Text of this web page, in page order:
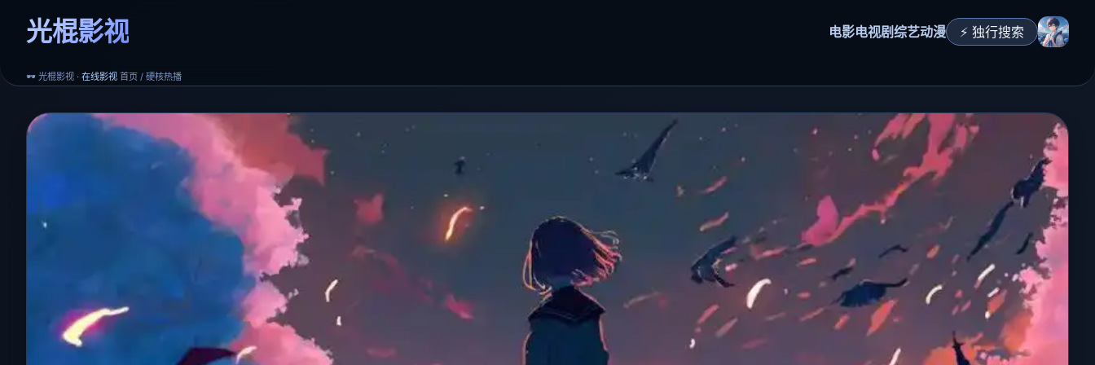
光棍影视 电影电视剧综艺动漫 ⚡ 独行搜索
🕶️ 光棍影视 · 在线影视 首页 / 硬核热播